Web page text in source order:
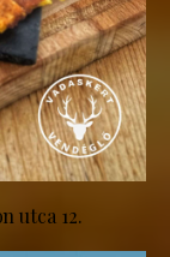
utca 12.